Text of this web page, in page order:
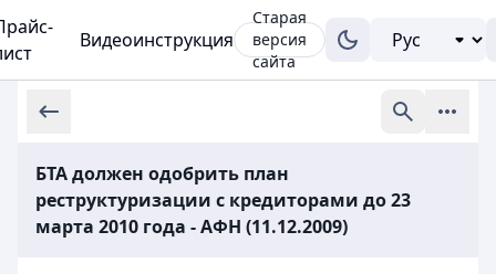
Видеоинструкция
Старая
версия
сайта
БТА должен одобрить план
реструктуризации с кредиторами до 23
марта 2010 года - АФН (11.12.2009)